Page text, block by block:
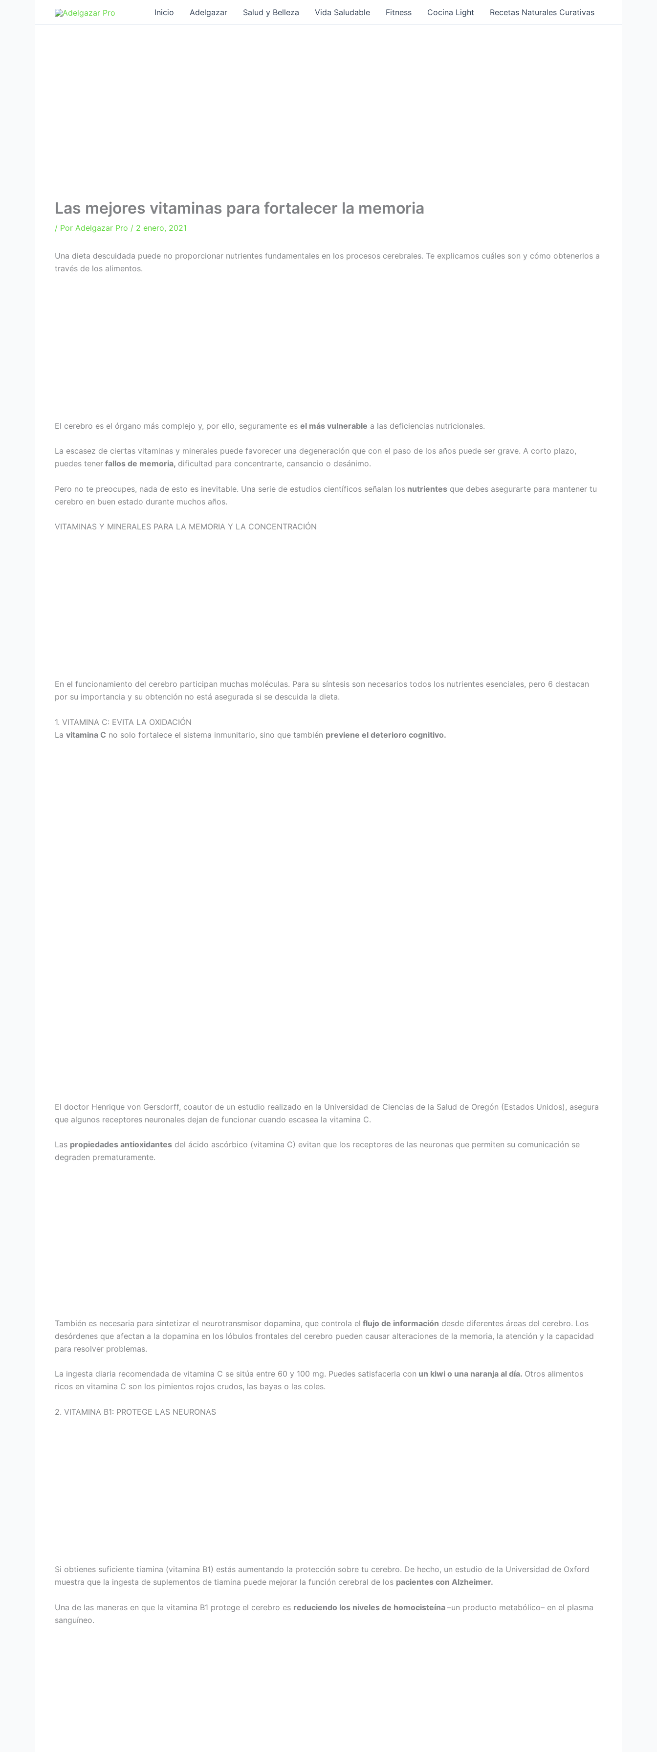
Inicio Adelgazar Salud y Belleza Vida Saludable Fitness Cocina Light Recetas Naturales Curativas
Las mejores vitaminas para fortalecer la memoria
/ Por Adelgazar Pro / 2 enero, 2021
Una dieta descuidada puede no proporcionar nutrientes fundamentales en los procesos cerebrales. Te explicamos cuáles son y cómo obtenerlos a
través de los alimentos.
El cerebro es el órgano más complejo y, por ello, seguramente es el más vulnerable a las deficiencias nutricionales.
La escasez de ciertas vitaminas y minerales puede favorecer una degeneración que con el paso de los años puede ser grave. A corto plazo,
puedes tener fallos de memoria, dificultad para concentrarte, cansancio o desánimo.
Pero no te preocupes, nada de esto es inevitable. Una serie de estudios científicos señalan los nutrientes que debes asegurarte para mantener tu
cerebro en buen estado durante muchos años.
VITAMINAS Y MINERALES PARA LA MEMORIA Y LA CONCENTRACIÓN
En el funcionamiento del cerebro participan muchas moléculas. Para su síntesis son necesarios todos los nutrientes esenciales, pero 6 destacan
por su importancia y su obtención no está asegurada si se descuida la dieta.
1. VITAMINA C: EVITA LA OXIDACIÓN
La vitamina C no solo fortalece el sistema inmunitario, sino que también previene el deterioro cognitivo.
El doctor Henrique von Gersdorff, coautor de un estudio realizado en la Universidad de Ciencias de la Salud de Oregón (Estados Unidos), asegura
que algunos receptores neuronales dejan de funcionar cuando escasea la vitamina C.
Las propiedades antioxidantes del ácido ascórbico (vitamina C) evitan que los receptores de las neuronas que permiten su comunicación se
degraden prematuramente.
También es necesaria para sintetizar el neurotransmisor dopamina, que controla el flujo de información desde diferentes áreas del cerebro. Los
desórdenes que afectan a la dopamina en los lóbulos frontales del cerebro pueden causar alteraciones de la memoria, la atención y la capacidad
para resolver problemas.
La ingesta diaria recomendada de vitamina C se sitúa entre 60 y 100 mg. Puedes satisfacerla con un kiwi o una naranja al día. Otros alimentos
ricos en vitamina C son los pimientos rojos crudos, las bayas o las coles.
2. VITAMINA B1: PROTEGE LAS NEURONAS
Si obtienes suficiente tiamina (vitamina B1) estás aumentando la protección sobre tu cerebro. De hecho, un estudio de la Universidad de Oxford
muestra que la ingesta de suplementos de tiamina puede mejorar la función cerebral de los pacientes con Alzheimer.
Una de las maneras en que la vitamina B1 protege el cerebro es reduciendo los niveles de homocisteína –un producto metabólico– en el plasma
sanguíneo.